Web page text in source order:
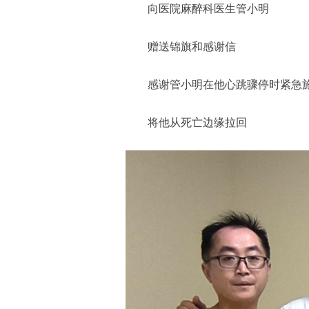
向医院麻醉科医生管小明
赠送锦旗和感谢信
感谢管小明在他心跳骤停时紧急
将他从死亡边缘拉回